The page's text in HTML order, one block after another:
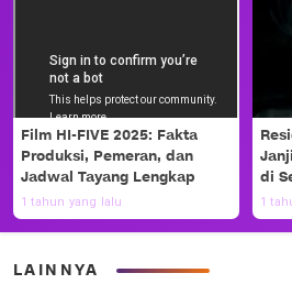
Film HI-FIVE 2025: Fakta
Produksi, Pemeran, dan
Jadwal Tayang Lengkap
1 tahun yang lalu
di
1
LAINNYA